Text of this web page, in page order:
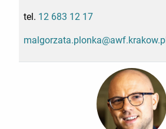
tel. 12 683 12 17
malgorzata.plonka@awf.krakow.pl